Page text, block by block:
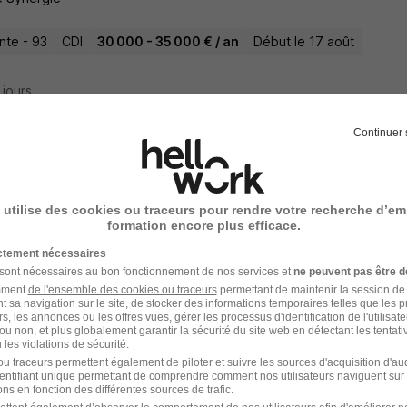
- 93 CDI 30 000 - 35 000 € / an Début le 17 août
Financement et Tresorerie H/F
- 93
jours
Dentiste - Omnipratique -
Continuer
utilise des cookies ou traceurs pour rendre votre recherche
formation encore plus efficace.
nécessaires
nécessaires au bon fonctionnement de nos services et ne peuvent pas être
de l'ensemble des cookies ou traceurspermettant de maintenir la session
sa navigation sur le site, de stocker des informations temporaires telles que les
les annonces ou les offres vues, gérer les processus d'identification de
non, et plus globalement garantir la sécurité du site web en détectant les
violations de sécurité.
traceurs permettent également de piloter et suivre les sources d'acquisition
unique permettant de comprendre comment nos utilisateurs naviguent sur
en fonction des différentes sources de trafic.